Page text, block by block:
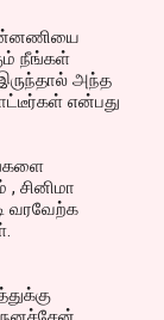
நீங்கள்
அந்த
என்பது
சினிமா
வரவேற்க